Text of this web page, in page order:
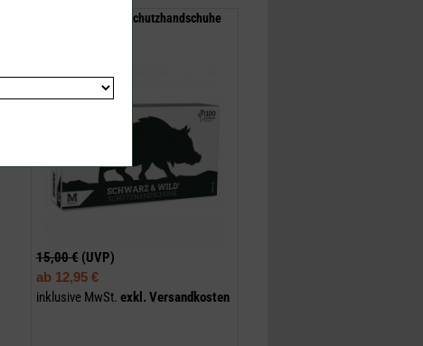
Schwarz & Wild - Schutzhandschuhe
15,00 € (UVP)
ab 12,95 €
inklusive MwSt. exkl. Versandkosten